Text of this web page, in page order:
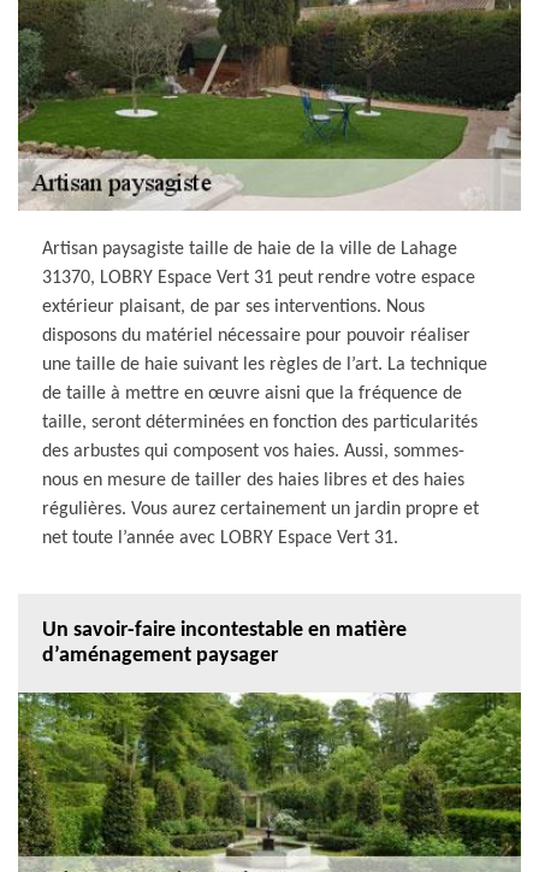
Artisan paysagiste taille de haie de la ville de Lahage
31370, LOBRY Espace Vert 31 peut rendre votre espace
extérieur plaisant, de par ses interventions. Nous
disposons du matériel nécessaire pour pouvoir réaliser
une taille de haie suivant les règles de l’art. La technique
de taille à mettre en œuvre aisni que la fréquence de
taille, seront déterminées en fonction des particularités
des arbustes qui composent vos haies. Aussi, sommes-
nous en mesure de tailler des haies libres et des haies
régulières. Vous aurez certainement un jardin propre et
net toute l’année avec LOBRY Espace Vert 31.
Un savoir-faire incontestable en matière
d’aménagement paysager